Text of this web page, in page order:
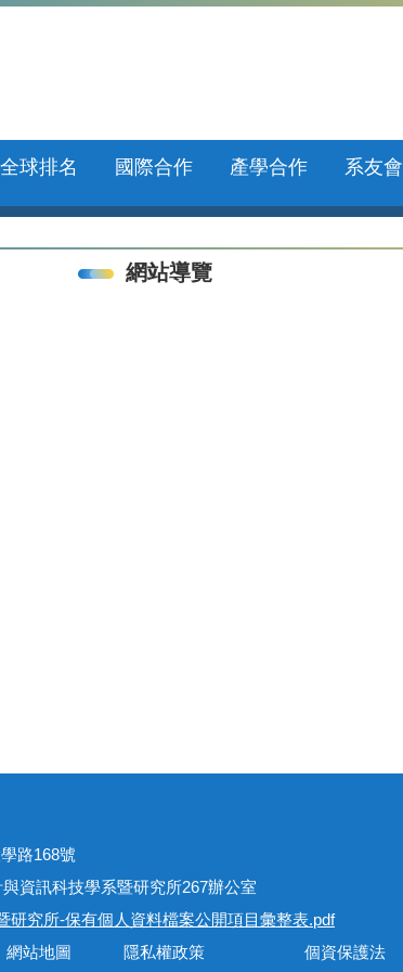
全球排名 國際合作 產學合作 系友會
網站導覽
路168號
學系暨研究所267辦公室
研究所-保有個人資料檔案公開項目彙整表.pdf
所有 網站地圖 隱私權政策 個資保護法